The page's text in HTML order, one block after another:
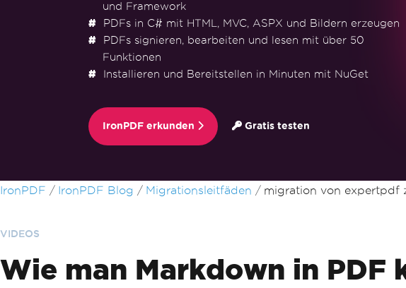
und Framework
PDFs in C# mit HTML, MVC, ASPX und Bildern erzeugen
PDFs signieren, bearbeiten und lesen mit über 50
Funktionen
Installieren und Bereitstellen in Minuten mit NuGet
IronPDF erkunden Gratis testen
Zum Fußzeileninhalt springen
IronPDF IronPDF Blog Migrationsleitfäden migration von expertpdf
VIDEOS
Wie man Markdown in PDF